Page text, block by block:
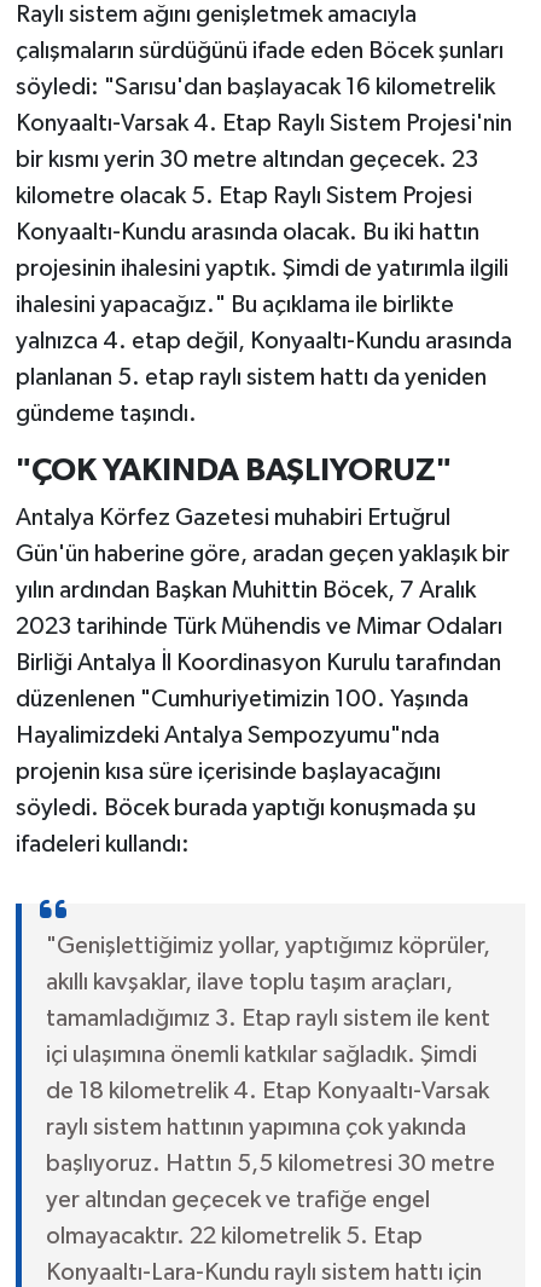
Raylı sistem ağını genişletmek amacıyla
çalışmaların sürdüğünü ifade eden Böcek şunları
söyledi: "Sarısu'dan başlayacak 16 kilometrelik
Konyaaltı-Varsak 4. Etap Raylı Sistem Projesi'nin
bir kısmı yerin 30 metre altından geçecek. 23
kilometre olacak 5. Etap Raylı Sistem Projesi
Konyaaltı-Kundu arasında olacak. Bu iki hattın
projesinin ihalesini yaptık. Şimdi de yatırımla ilgili
ihalesini yapacağız." Bu açıklama ile birlikte
yalnızca 4. etap değil, Konyaaltı-Kundu arasında
planlanan 5. etap raylı sistem hattı da yeniden
gündeme taşındı.
"ÇOK YAKINDA BAŞLIYORUZ"
Antalya Körfez Gazetesi muhabiri Ertuğrul
Gün'ün haberine göre, aradan geçen yaklaşık bir
yılın ardından Başkan Muhittin Böcek, 7 Aralık
2023 tarihinde Türk Mühendis ve Mimar Odaları
Birliği Antalya İl Koordinasyon Kurulu tarafından
düzenlenen "Cumhuriyetimizin 100. Yaşında
Hayalimizdeki Antalya Sempozyumu"nda
projenin kısa süre içerisinde başlayacağını
söyledi. Böcek burada yaptığı konuşmada şu
ifadeleri kullandı:
"Genişlettiğimiz yollar, yaptığımız köprüler,
akıllı kavşaklar, ilave toplu taşım araçları,
tamamladığımız 3. Etap raylı sistem ile kent
içi ulaşımına önemli katkılar sağladık. Şimdi
de 18 kilometrelik 4. Etap Konyaaltı-Varsak
raylı sistem hattının yapımına çok yakında
başlıyoruz. Hattın 5,5 kilometresi 30 metre
yer altından geçecek ve trafiğe engel
olmayacaktır. 22 kilometrelik 5. Etap
Konyaaltı-Lara-Kundu raylı sistem hattı için